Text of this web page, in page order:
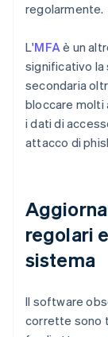
regolarmente.
L'MFAè un
significativo la
secondaria
bloccare molti
i dati di
attacco di
regolari
sistema
Il software
corrette sono